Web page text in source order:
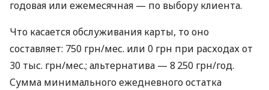
годовая или ежемесячная — по выбору клиента.
Что касается обслуживания карты, то оно
составляет: 750 грн/мес. или 0 грн при расходах от
30 тыс. грн/мес.; альтернатива — 8 250 грн/год.
Сумма минимального ежедневного остатка